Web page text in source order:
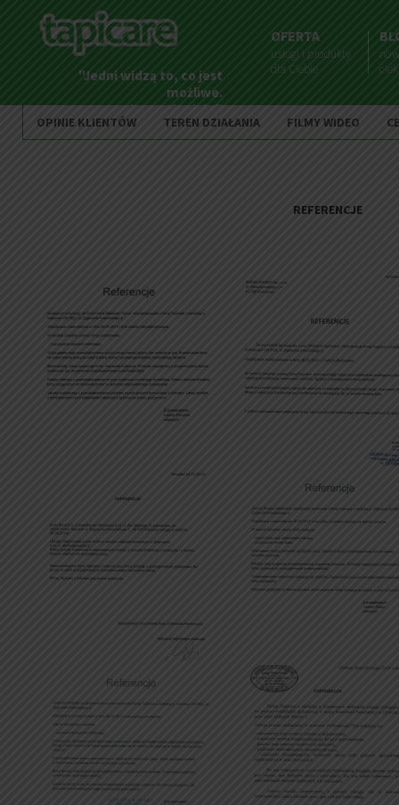
"Jedni widzą to, co jest
możliwe.
Inni to zmieniają."
OFERTA
usługi i produkty
dla Ciebie
OPINIE KLIENTÓW TEREN DZIAŁANIA FILMY WIDEO
REFERENCJE